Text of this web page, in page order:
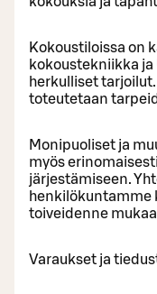
Kokoustiloissa on
kokoustekniikka ja
herkulliset
toteutetaan
Monipuoliset ja
myös
järjestämiseen.
henkilökuntamme
toiveidenne
Varaukset ja